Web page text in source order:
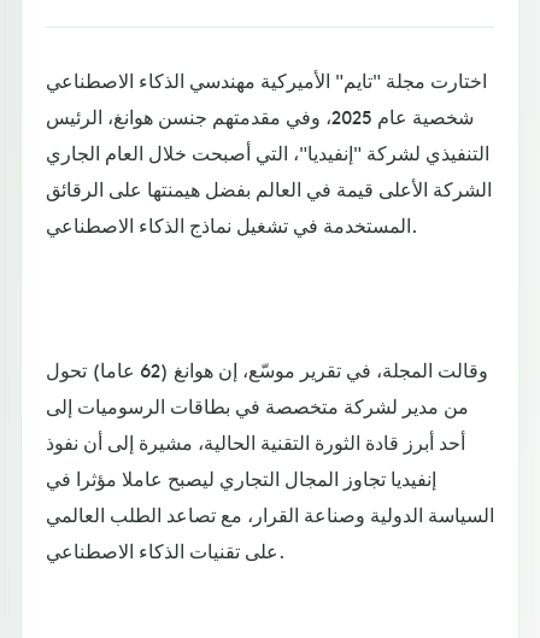
اختارت مجلة "تايم" الأميركية مهندسي الذكاء الاصطناعي
شخصية عام 2025، وفي مقدمتهم جنسن هوانغ، الرئيس
التنفيذي لشركة "إنفيديا"، التي أصبحت خلال العام الجاري
الشركة الأعلى قيمة في العالم بفضل هيمنتها على الرقائق
المستخدمة في تشغيل نماذج الذكاء الاصطناعي.
وقالت المجلة، في تقرير موسّع، إن هوانغ (62 عاما) تحول
من مدير لشركة متخصصة في بطاقات الرسوميات إلى
أحد أبرز قادة الثورة التقنية الحالية، مشيرة إلى أن نفوذ
إنفيديا تجاوز المجال التجاري ليصبح عاملا مؤثرا في
السياسة الدولية وصناعة القرار، مع تصاعد الطلب العالمي
على تقنيات الذكاء الاصطناعي.